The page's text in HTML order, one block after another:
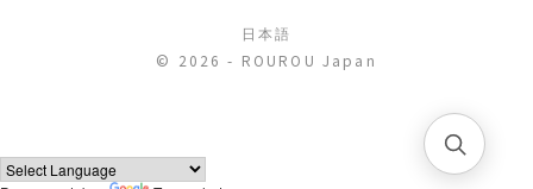
日本語
© 2026 - ROUROU Japan